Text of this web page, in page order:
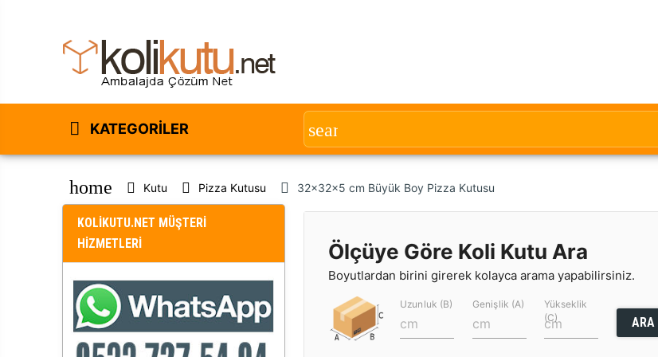
KATEGORILER
home Kutu Pizza Kutusu 32x32x5 cm Büyük Boy Pizza Kutusu
KOLİKUTU.NET MÜŞTERİ
HİZMETLERİ
Ölçüye Göre Koli Kutu Ara
Boyutlardan birini girerek kolayca arama yapabilirsiniz.
Uzunluk (B) Genişlik (A)
Yükseklik
(C)
ARA